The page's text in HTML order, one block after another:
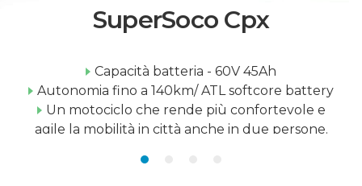
SuperSoco Cpx
Capacità batteria - 60V 45Ah
Autonomia fino a 140km/ ATL softcore battery
Un motociclo che rende più confortevole e
agile la mobilità in città anche in due persone.